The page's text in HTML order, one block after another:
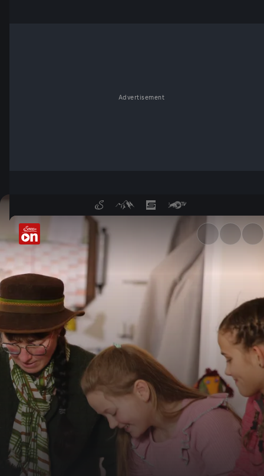
Advertisement
In der Wollwerkstatt -